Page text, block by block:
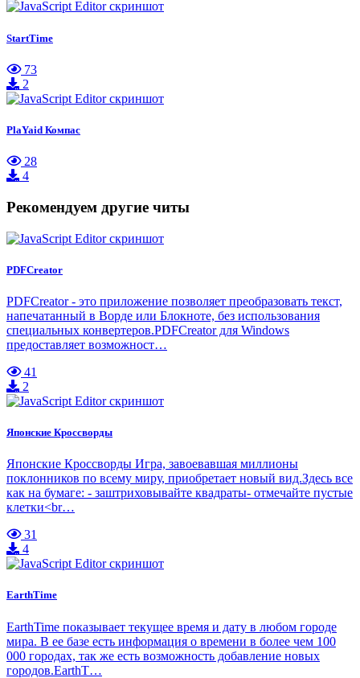
StartTime
73
2
PlaYaid Компас
28
4
Рекомендуем другие читы
PDFCreator
PDFCreator - это приложение позволяет преобразовать текст,
напечатанный в Ворде или Блокноте, без использования
специальных конвертеров.PDFCreator для Windows
предоставляет возможност…
41
2
Японские Кроссворды
Японские Кроссворды Игра, завоевавшая миллионы
поклонников по всему миру, приобретает новый вид.Здесь все
как на бумаге: - заштриховывайте квадраты- отмечайте пустые
клетки<br…
31
4
EarthTime
EarthTime показывает текущее время и дату в любом городе
мира. В ее базе есть информация о времени в более чем 100
000 городах, так же есть возможность добавление новых
городов.EarthT…